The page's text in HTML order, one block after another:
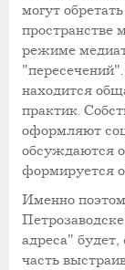
могут
пространстве
режиме
находится
практик.
оформляют
обсуждаются
формируется
Именно
адреса" будет,
часть